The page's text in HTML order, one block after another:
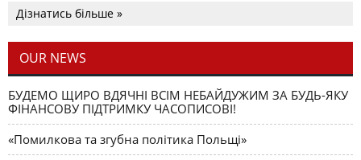
Дізнатись більше »
OUR NEWS
БУДЕМО ЩИРО ВДЯЧНІ ВСІМ НЕБАЙДУЖИМ ЗА БУДЬ-ЯКУ
ФІНАНСОВУ ПІДТРИМКУ ЧАСОПИСОВІ!
«Помилкова та згубна політика Польщі»